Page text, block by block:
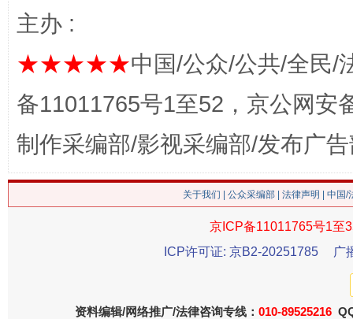
“刷贴”乱象丛生
主办 :
★★★★★中国/公众/公共/全民/
备11011765号1至52，京公网安
制作采编部/影视采编部/发布广
关于我们 公众采编部 法律声明 | 中国
京ICP备11011765号1至
ICP许可证: 京B2-20251785
广
资料编辑/网络推广/法律咨询专线： 010-89525216